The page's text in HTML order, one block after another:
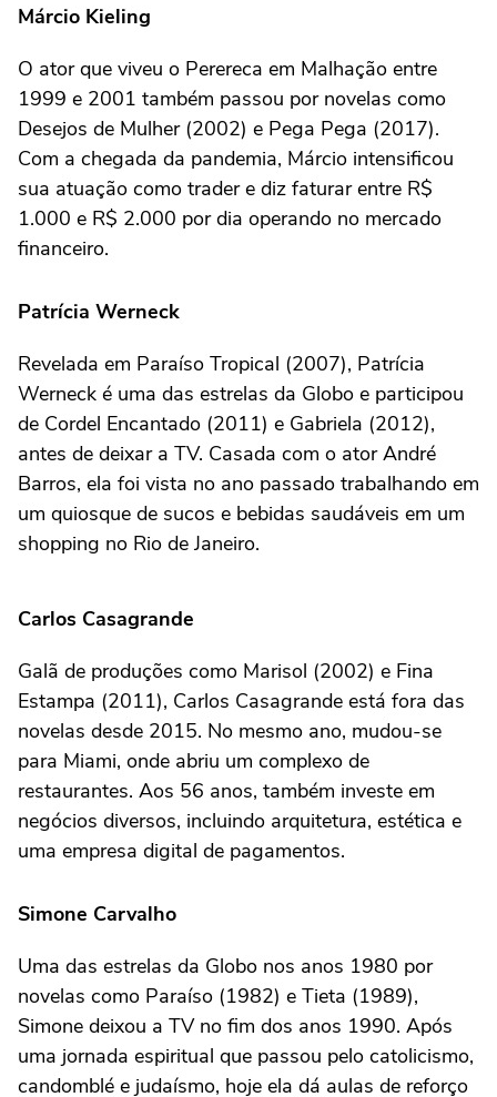
Márcio Kieling
O ator que viveu o Perereca em Malhação entre
1999 e 2001 também passou por novelas como
Desejos de Mulher (2002) e Pega Pega (2017).
Com a chegada da pandemia, Márcio intensificou
sua atuação como trader e diz faturar entre R$
1.000 e R$ 2.000 por dia operando no mercado
financeiro.
Patrícia Werneck
Revelada em Paraíso Tropical (2007), Patrícia
Werneck é uma das estrelas da Globo e participou
de Cordel Encantado (2011) e Gabriela (2012),
antes de deixar a TV. Casada com o ator André
Barros, ela foi vista no ano passado trabalhando em
um quiosque de sucos e bebidas saudáveis em um
shopping no Rio de Janeiro.
Carlos Casagrande
Galã de produções como Marisol (2002) e Fina
Estampa (2011), Carlos Casagrande está fora das
novelas desde 2015. No mesmo ano, mudou-se
para Miami, onde abriu um complexo de
restaurantes. Aos 56 anos, também investe em
negócios diversos, incluindo arquitetura, estética e
uma empresa digital de pagamentos.
Simone Carvalho
Uma das estrelas da Globo nos anos 1980 por
novelas como Paraíso (1982) e Tieta (1989),
Simone deixou a TV no fim dos anos 1990. Após
uma jornada espiritual que passou pelo catolicismo,
candomblé e judaísmo, hoje ela dá aulas de reforço